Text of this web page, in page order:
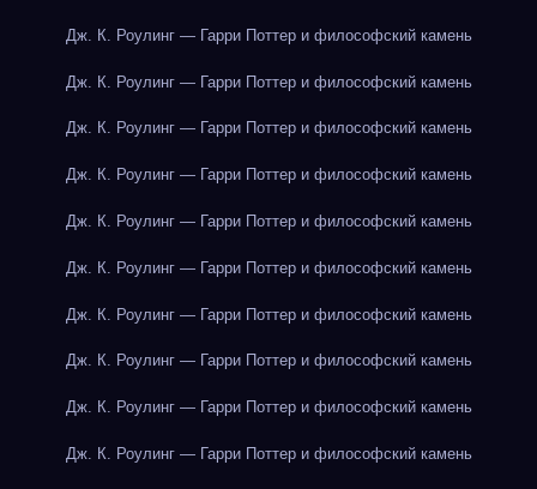
Дж. К. Роулинг — Гарри Поттер и философский камень
Дж. К. Роулинг — Гарри Поттер и философский камень
Дж. К. Роулинг — Гарри Поттер и философский камень
Дж. К. Роулинг — Гарри Поттер и философский камень
Дж. К. Роулинг — Гарри Поттер и философский камень
Дж. К. Роулинг — Гарри Поттер и философский камень
Дж. К. Роулинг — Гарри Поттер и философский камень
Дж. К. Роулинг — Гарри Поттер и философский камень
Дж. К. Роулинг — Гарри Поттер и философский камень
Дж. К. Роулинг — Гарри Поттер и философский камень